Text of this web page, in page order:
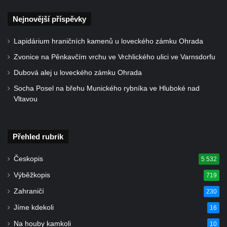
Kříž u silnice č. 15 jižně od Šepetel
Lučanech nad Nisou
Centrální kříž hřbitova Šumburk nad
Tanvaldu
ve Starých Křečanech
Kříž u domu čp. 39 v Rybništi
Kříž u domu čp. 2 v Rybništi
Kříž u domu čp. 128 v Rybništi
Nejnovější příspěvky
Lapidárium hraničních kamenů u loveckého zámku Ohrada
Zvonice na Pěnkavčím vrchu ve Vrchlického ulici ve Varnsdorfu
Dubová alej u loveckého zámku Ohrada
Socha Posel na břehu Munického rybníka ve Hluboké nad
Vltavou
Přehled rubrik
Českopis 5 532
Výběžkopis 719
Zahraničí 230
Jíme kdekoli 16
Na houby kamkoli 10